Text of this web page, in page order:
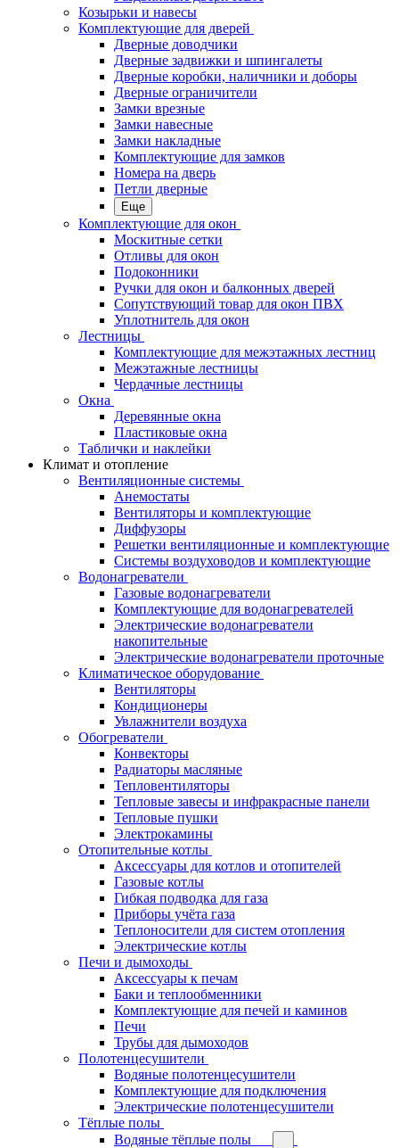
Козырьки и навесы
Комплектующие для дверей
Дверные доводчики
Дверные задвижки и шпингалеты
Дверные коробки, наличники и доборы
Дверные ограничители
Замки врезные
Замки навесные
Замки накладные
Комплектующие для замков
Номера на дверь
Петли дверные
Еще
Комплектующие для окон
Москитные сетки
Отливы для окон
Подоконники
Ручки для окон и балконных дверей
Сопутствующий товар для окон ПВХ
Уплотнитель для окон
Лестницы
Комплектующие для межэтажных лестниц
Межэтажные лестницы
Чердачные лестницы
Окна
Деревянные окна
Пластиковые окна
Таблички и наклейки
Климат и отопление
Вентиляционные системы
Анемостаты
Вентиляторы и комплектующие
Диффузоры
Решетки вентиляционные и комплектующие
Системы воздуховодов и комплектующие
Водонагреватели
Газовые водонагреватели
Комплектующие для водонагревателей
Электрические водонагреватели
накопительные
Электрические водонагреватели проточные
Климатическое оборудование
Вентиляторы
Кондиционеры
Увлажнители воздуха
Обогреватели
Конвекторы
Радиаторы масляные
Тепловентиляторы
Тепловые завесы и инфракрасные панели
Тепловые пушки
Электрокамины
Отопительные котлы
Аксессуары для котлов и отопителей
Газовые котлы
Гибкая подводка для газа
Приборы учёта газа
Теплоносители для систем отопления
Электрические котлы
Печи и дымоходы
Аксессуары к печам
Баки и теплообменники
Комплектующие для печей и каминов
Печи
Трубы для дымоходов
Полотенцесушители
Водяные полотенцесушители
Комплектующие для подключения
Электрические полотенцесушители
Тёплые полы
Водяные тёплые полы